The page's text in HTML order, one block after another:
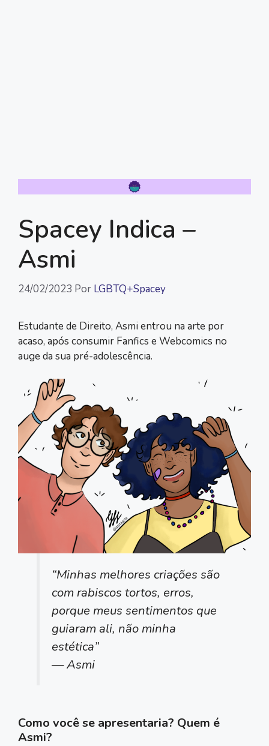
Spacey Indica –
Asmi
24/02/2023 Por LGBTQ+Spacey
Estudante de Direito, Asmi entrou na arte por
acaso, após consumir Fanfics e Webcomics no
auge da sua pré-adolescência.
“Minhas melhores criações são
com rabiscos tortos, erros,
porque meus sentimentos que
guiaram ali, não minha
estética”
— Asmi
Como você se apresentaria? Quem é
Asmi?